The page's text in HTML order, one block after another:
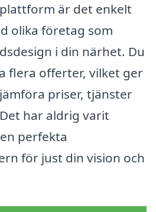
är det enkelt
olika företag som
i din närhet. Du
flera offerter, vilket ger
priser, tjänster
har aldrig varit
perfekta
för just din vision och